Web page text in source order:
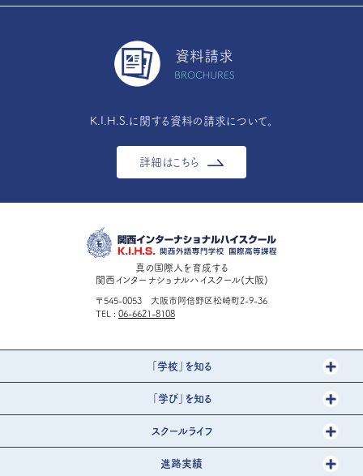
資料請求
BROCHURES
K.I.H.S.に関する資料の請求について。
詳細はこちら
真の国際人を育成する
関西インターナショナルハイスクール(大阪)
〒545-0053 大阪市阿倍野区松崎町2-9-36
TEL
06-6621-8108
「学校」を知る
「学び」を知る
スクールライフ
進路実績